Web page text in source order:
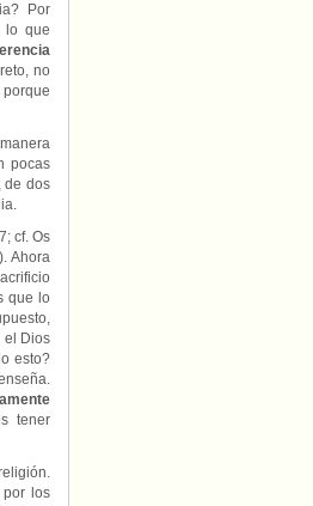
Por
lo que
no
pocas
de dos
cf. Os
Ahora
que lo
el Dios
esto?
tener
por los